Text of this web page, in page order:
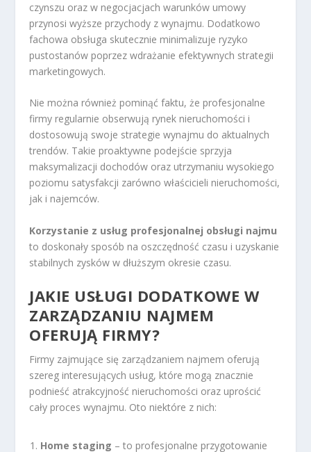
czynszu oraz w negocjacjach warunków umowy
przynosi wyższe przychody z wynajmu. Dodatkowo
fachowa obsługa skutecznie minimalizuje ryzyko
pustostanów poprzez wdrażanie efektywnych strategii
marketingowych.
Nie można również pominąć faktu, że profesjonalne
firmy regularnie obserwują rynek nieruchomości i
dostosowują swoje strategie wynajmu do aktualnych
trendów. Takie proaktywne podejście sprzyja
maksymalizacji dochodów oraz utrzymaniu wysokiego
poziomu satysfakcji zarówno właścicieli nieruchomości,
jak i najemców.
Korzystanie z usług profesjonalnej obsługi najmu
to doskonały sposób na oszczędność czasu i uzyskanie
stabilnych zysków w dłuższym okresie czasu.
JAKIE USŁUGI DODATKOWE W
ZARZĄDZANIU NAJMEM
OFERUJĄ FIRMY?
Firmy zajmujące się zarządzaniem najmem oferują
szereg interesujących usług, które mogą znacznie
podnieść atrakcyjność nieruchomości oraz uprościć
cały proces wynajmu. Oto niektóre z nich:
Home staging – to profesjonalne przygotowanie